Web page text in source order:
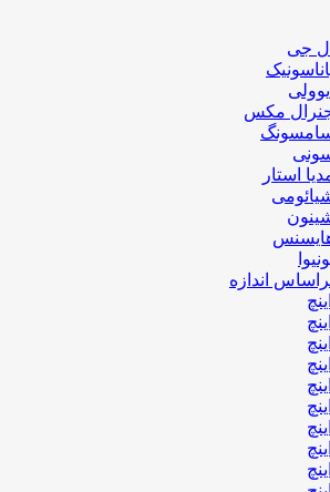
ال جی
جنرال مکس
سامسونگ
استار
هایسنس
اندازه